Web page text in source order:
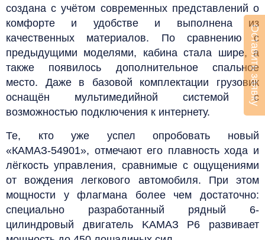
создана с учётом современных представлений о
комфорте и удобстве и выполнена из
качественных материалов. По сравнению с
предыдущими моделями, кабина стала шире, а
также появилось дополнительное спальное
место. Даже в базовой комплектации грузовик
оснащён мультимедийной системой с
возможностью подключения к интернету.
Те, кто уже успел опробовать новый
«КАМАЗ-54901», отмечают его плавность хода и
лёгкость управления, сравнимые с ощущениями
от вождения легкового автомобиля. При этом
мощности у флагмана более чем достаточно:
специально разработанный рядный 6-
цилиндровый двигатель KAMAЗ Р6 развивает
Оставить заявку